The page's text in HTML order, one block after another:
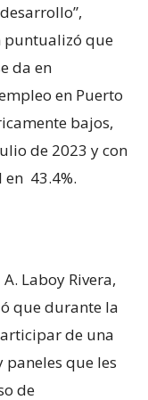
puntualizó que
da en
en Puerto
bajos,
de 2023 y con
43.4%.
Laboy Rivera,
que durante la
de una
paneles que les
de